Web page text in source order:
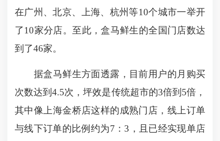
在广州、北京、上海、杭州等10个城市一举开
了10家分店。至此，盒马鲜生的全国门店数达
到了46家。
据盒马鲜生方面透露，目前用户的月购买
次数达到4.5次，坪效是传统超市的3倍到5倍，
其中像上海金桥店这样的成熟门店，线上订单
与线下订单的比例约为7：3，且已经实现单店